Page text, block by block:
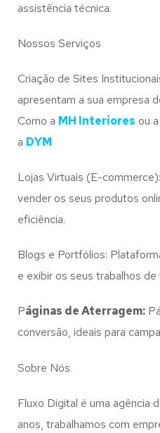
assistência técnica.
Nossos Serviços
Criação de Sites
apresentam a sua empresa
Como a MH Interiores ou a
a DYM
Lojas Virtuais (E-
vender os seus produtos
eficiência.
Blogs e Portfólios:
e exibir os seus trabalhos
Páginas de Aterragem:
conversão, ideais para
Sobre Nós
Fluxo Digital é uma agência
anos, trabalhamos com